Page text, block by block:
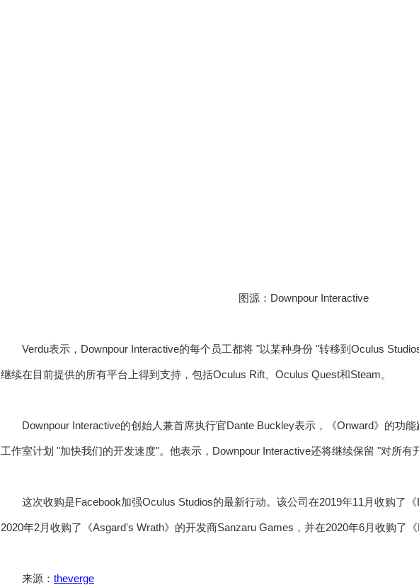
图源：Downpour Interactive
Verdu表示，Downpour Interactive的每个员工都将 "以某种身份 "转移到Oculus
继续在目前提供的所有平台上得到支持，包括Oculus Rift、Oculus Quest和Steam。
Downpour Interactive的创始人兼首席执行官Dante Buckley表示，《Onward》的功
工作室计划 "加快我们的开发速度"。他表示，Downpour Interactive还将继续保留 "对所有
这次收购是Facebook加强Oculus Studios的最新行动。该公司在2019年11月收购了
2020年2月收购了《Asgard's Wrath》的开发商Sanzaru Games，并在2020年6月收购了
来源： theverge